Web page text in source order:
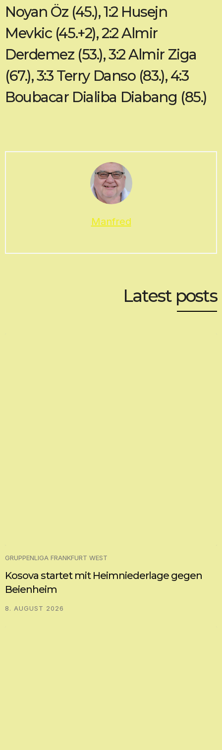
Noyan Öz (45.), 1:2 Husejn
Mevkic (45.+2), 2:2 Almir
Derdemez (53.), 3:2 Almir Ziga
(67.), 3:3 Terry Danso (83.), 4:3
Boubacar Dialiba Diabang (85.)
Manfred
Latest posts
GRUPPENLIGA FRANKFURT WEST
Kosova startet mit Heimniederlage gegen
Beienheim
8. AUGUST 2026